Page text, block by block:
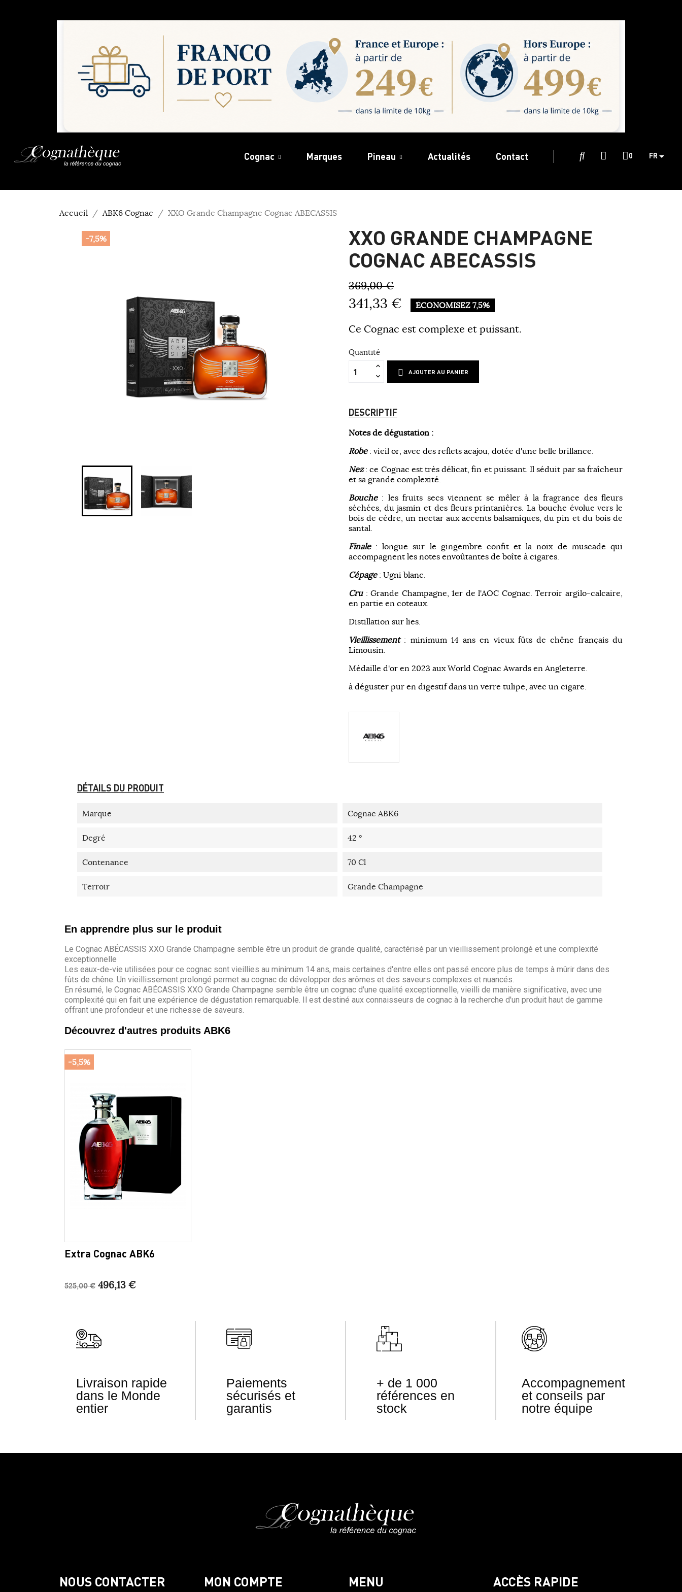
Cognac Marques Pineau Actualités Contact 0 FR
Accueil ABK6 Cognac XXO Grande Champagne Cognac ABECASSIS
-7,5%
XXO GRANDE CHAMPAGNE
COGNAC ABECASSIS
369,00 €
341,33 € ÉCONOMISEZ 7,5%
Ce Cognac est complexe et puissant.
Quantité
AJOUTER AU PANIER
DESCRIPTIF
Notes de dégustation :
Robe: vieil or, avec des reflets acajou, dotée d'une belle brillance.
Nez: ce Cognac est très délicat, fin et puissant. Il séduit par sa fraîcheur
et sa grande complexité.
Bouche: les fruits secs viennent se mêler à la fragrance des fleurs
séchées, du jasmin et des fleurs printanières. La bouche évolue vers le
bois de cèdre, un nectar aux accents balsamiques, du pin et du bois de
santal.
Finale: longue sur le gingembre confit et la noix de muscade qui
accompagnent les notes envoûtantes de boîte à cigares.
Cépage: Ugni blanc.
Cru: Grande Champagne, 1er de l'AOC Cognac. Terroir argilo-calcaire,
en partie en coteaux.
Distillation sur lies.
Vieillissement: minimum 14 ans en vieux fûts de chêne français du
Limousin.
Médaille d'or en 2023 aux World Cognac Awards en Angleterre.
à déguster pur en digestif dans un verre tulipe, avec un cigare.
DÉTAILS DU PRODUIT
Marque Cognac ABK6
Degré 42 °
Contenance 70 Cl
Terroir Grande Champagne
En apprendre plus sur le produit
Le Cognac ABÉCASSIS XXO Grande Champagne semble être un produit de grande qualité, caractérisé par un vieillissement prolongé et une complexité
exceptionnelle
Les eaux-de-vie utilisées pour ce cognac sont vieillies au minimum 14 ans, mais certaines d'entre elles ont passé encore plus de temps à mûrir dans des
fûts de chêne. Un vieillissement prolongé permet au cognac de développer des arômes et des saveurs complexes et nuancés.
En résumé, le Cognac ABÉCASSIS XXO Grande Champagne semble être un cognac d'une qualité exceptionnelle, vieilli de manière significative, avec une
complexité qui en fait une expérience de dégustation remarquable. Il est destiné aux connaisseurs de cognac à la recherche d'un produit haut de gamme
offrant une profondeur et une richesse de saveurs.
Découvrez d'autres produits ABK6
Extra Cognac ABK6
525,00 € 496,13 €
-5,5%
Livraison rapide
dans le Monde
entier
Paiements
sécurisés et
garantis
+ de 1 000
références en
stock
Accompagnement
et conseils par
notre équipe
NOUS CONTACTER MON COMPTE MENU ACCÈS RAPIDE